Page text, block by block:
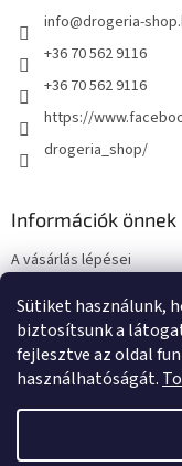
Sütiket használunk,
biztosítsunk a
fejlesztve az oldal
használhatóságát.
info@drogeria-
+36 70 562 9116
+36 70 562 9116
https://
drogeria_shop/
Információk önnek
A vásárlás lépései
Adatkezelési tájékoztató
Elérhetőségek